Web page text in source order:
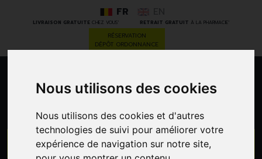
Nous utilisons des cookies
Nous utilisons des cookies et d'autres
technologies de suivi pour améliorer votre
expérience de navigation sur notre site,
LIVRAISON GRATUITECHEZ VOUS* RETRAIT GRATUIT À LA PHARMACIE *
FR
RÉSERVATION
DÉPÔT ORDONNANCE